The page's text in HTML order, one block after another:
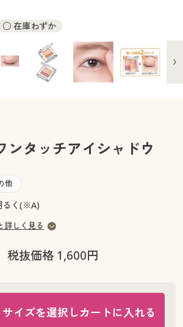
制服
らのご注文
ント
問い合わせ
ゼント
い合わせ
○ 在庫わずか
ンタッチアイシャドウ
他
るく(※A)
詳しく見る
税抜価格 1,600円
イズを選択しカートに入れる